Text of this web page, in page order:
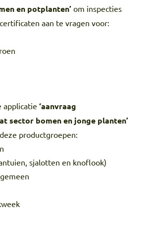
en potplanten’ om inspecties
aan te vragen voor:
applicatie ‘aanvraag
sector bomen en jonge planten’
productgroepen:
sjalotten en knoflook)